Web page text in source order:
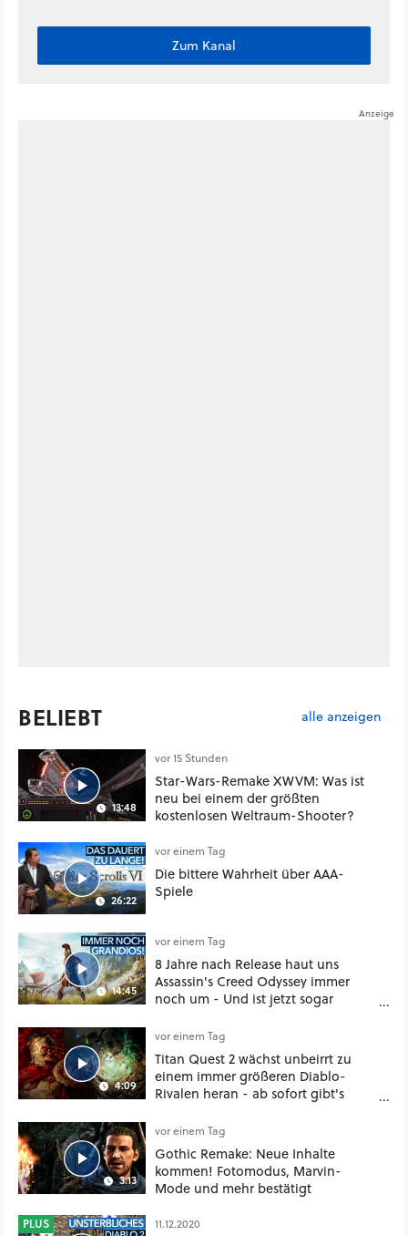
Zum Kanal
BELIEBT alle anzeigen
13:48
vor 15 Stunden
Star-Wars-Remake XWVM: Was ist
neu bei einem der größten
kostenlosen Weltraum-Shooter?
26:22
vor einem Tag
Die bittere Wahrheit über AAA-
Spiele
14:45
vor einem Tag
8 Jahre nach Release haut uns
Assassin's Creed Odyssey immer
noch um - Und ist jetzt sogar
4:09
vor einem Tag
Titan Quest 2 wächst unbeirrt zu
einem immer größeren Diablo-
Rivalen heran - ab sofort gibt's
Klasse
3:13
vor einem Tag
Gothic Remake: Neue Inhalte
kommen! Fotomodus, Marvin-
Mode und mehr bestätigt
PLUS 11.12.2020